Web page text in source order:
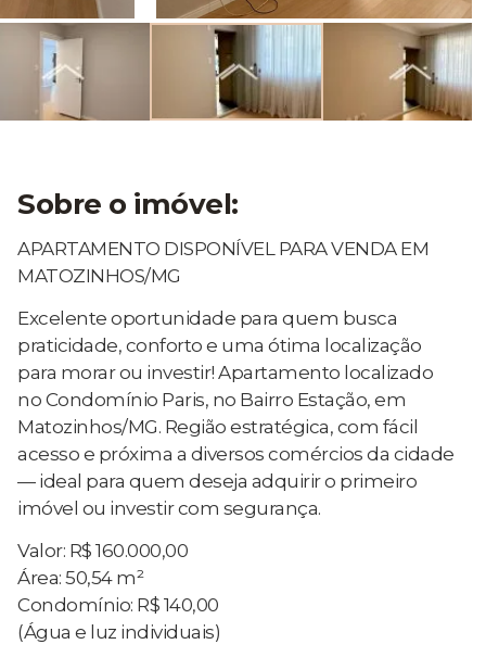
Sobre o imóvel:
APARTAMENTO DISPONÍVEL PARA VENDA EM
MATOZINHOS/MG
Excelente oportunidade para quem busca
praticidade, conforto e uma ótima localização
para morar ou investir! Apartamento localizado
no Condomínio Paris, no Bairro Estação, em
Matozinhos/MG. Região estratégica, com fácil
acesso e próxima a diversos comércios da cidade
— ideal para quem deseja adquirir o primeiro
imóvel ou investir com segurança.
Valor: R$ 160.000,00
Área: 50,54 m²
Condomínio: R$ 140,00
(Água e luz individuais)